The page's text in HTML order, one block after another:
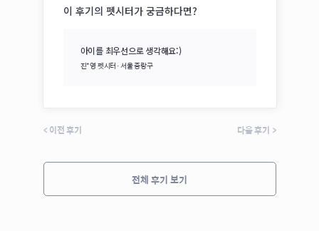
이 후기의 펫시터가 궁금하다면?
아이를 최우선으로 생각해요:)
진*영펫시터·서울 중랑구
< 이전 후기 다음 후기 >
전체 후기 보기